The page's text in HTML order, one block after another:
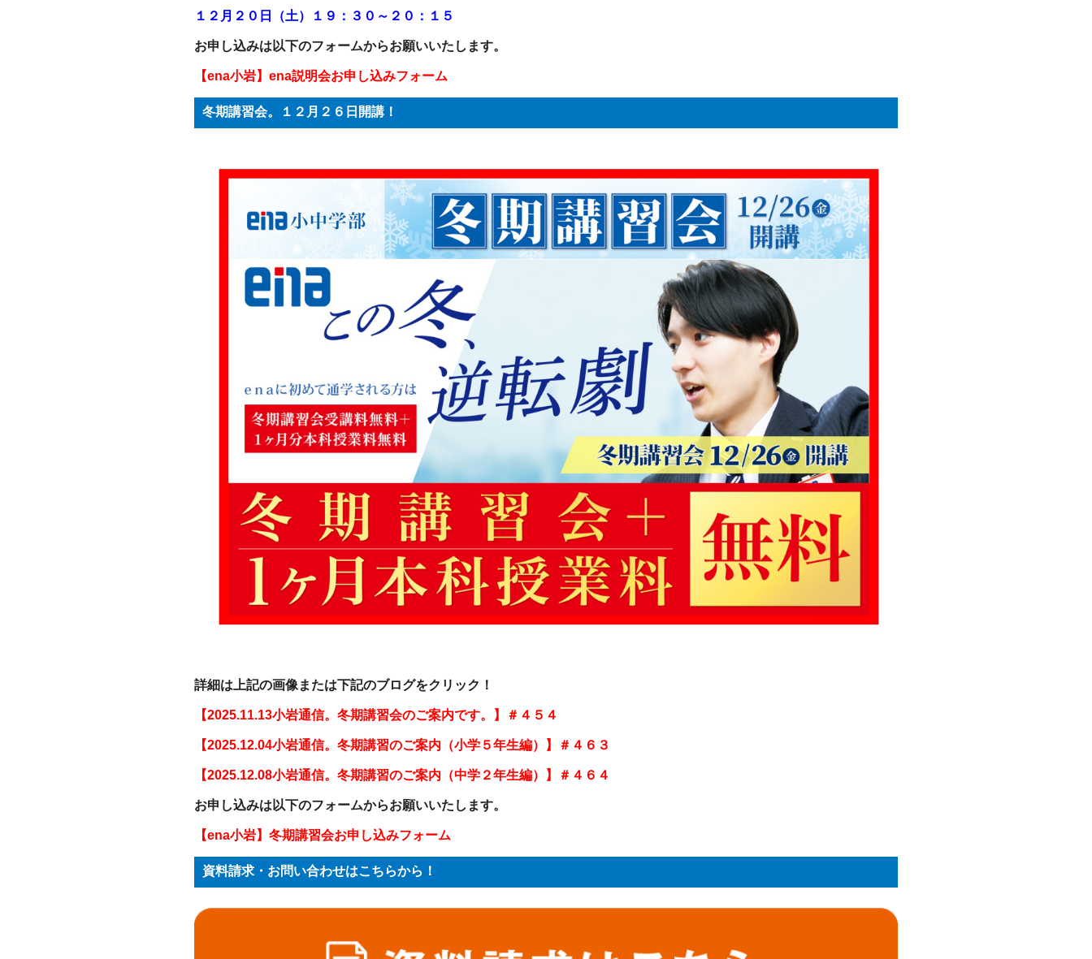
１２ 月２０日（土）１９：３０～２０：１５
お申し込みは以下のフォームからお願いいたします。
【ena小岩】ena説明会お申し込みフォーム
冬期講習会。１２月２６日開講！
詳細は上記の画像または下記のブログをクリック！
【2025.11.13小岩通信。冬期講習会のご案内です。】＃４５４
【2025.12.04小岩通信。冬期講習のご案内（小学５年生編）】＃４６３
【2025.12.08小岩通信。冬期講習のご案内（中学２年生編）】＃４６４
お申し込みは以下のフォームからお願いいたします。
【ena小岩】冬期講習会お申し込みフォーム
資料請求・お問い合わせはこちらから！